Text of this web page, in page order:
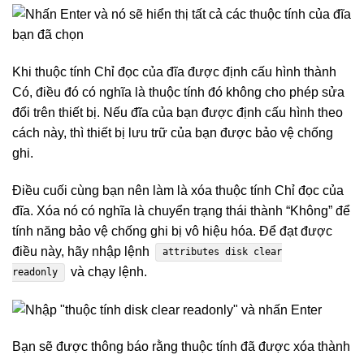
Khi thuộc tính Chỉ đọc của đĩa được định cấu hình thành
Có, điều đó có nghĩa là thuộc tính đó không cho phép sửa
đổi trên thiết bị. Nếu đĩa của bạn được định cấu hình theo
cách này, thì thiết bị lưu trữ của bạn được bảo vệ chống
ghi.
Điều cuối cùng bạn nên làm là xóa thuộc tính Chỉ đọc của
đĩa. Xóa nó có nghĩa là chuyển trạng thái thành “Không” để
tính năng bảo vệ chống ghi bị vô hiệu hóa. Để đạt được
điều này, hãy nhập lệnh
attributes disk clear
readonly
và chạy lệnh.
Bạn sẽ được thông báo rằng thuộc tính đã được xóa thành